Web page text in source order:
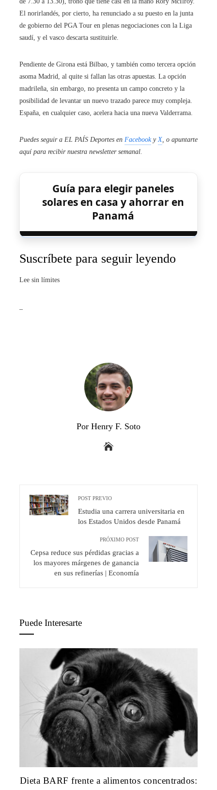
El norirlandés, por cierto, ha renunciado a su puesto en la junta
de gobierno del PGA Tour en plenas negociaciones con la Liga
saudí, y el vasco descarta sustituirle.
Pendiente de Girona está Bilbao, y también como tercera opción
asoma Madrid, al quite si fallan las otras apuestas. La opción
madrileña, sin embargo, no presenta un campo concreto y la
posibilidad de levantar un nuevo trazado parece muy compleja.
España, en cualquier caso, acelera hacia una nueva Valderrama.
Puedes seguir a EL PAÍS Deportes en Facebooky X , o apuntarte
aquí para recibir nuestra newsletter semanal
Guía para elegir paneles
solares en casa y ahorrar en
Panamá
Suscríbete para seguir leyendo
Lee sin límites
Por Henry F. Soto
POST PREVIO
Estudia una carrera universitaria en
los Estados Unidos desde Panamá
PRÓXIMO POST
Cepsa reduce sus pérdidas gracias a
los mayores márgenes de ganancia
en sus refinerías | Economía
Puede Interesarte
Dieta BARF frente a alimentos concentrados: